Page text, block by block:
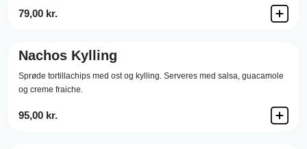
79,00 kr.
Nachos Kylling
Sprøde tortillachips med ost og kylling. Serveres med salsa, guacamole
og creme fraiche.
95,00 kr.